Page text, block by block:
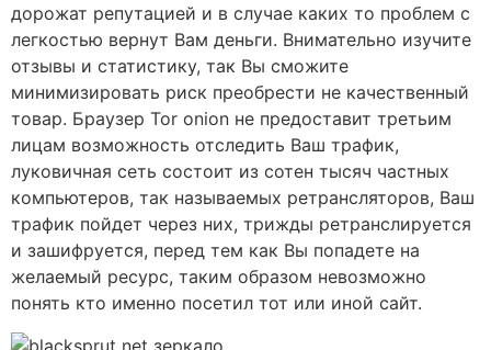
дорожат репутацией и в случае каких то проблем с
легкостью вернут Вам деньги. Внимательно изучите
отзывы и статистику, так Вы сможите
минимизировать риск преобрести не качественный
товар. Браузер Tor onion не предоставит третьим
лицам возможность отследить Ваш трафик,
луковичная сеть состоит из сотен тысяч частных
компьютеров, так называемых ретрансляторов, Ваш
трафик пойдет через них, трижды ретранслируется
и зашифруется, перед тем как Вы попадете на
желаемый ресурс, таким образом невозможно
понять кто именно посетил тот или иной сайт.